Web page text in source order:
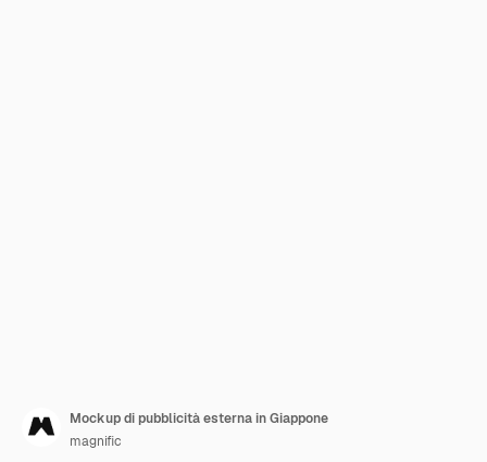
Mockup di pubblicità esterna in Giappone
magnific